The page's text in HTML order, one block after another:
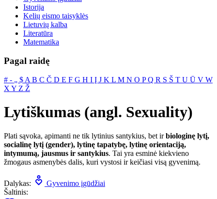
Istorija
Kelių eismo taisyklės
Lietuvių kalba
Literatūra
Matematika
Pagal raidę
# ‐ „ $ A B C Č D E F G H I Į J K L M N O PQ R S Š T U Ū V W
X Y Z Ž
Lytiškumas (angl. Sexuality)
Plati sąvoka, apimanti ne tik lytinius santykius, bet irbiologinę lytį,
socialinę lytį (gender), lytinę tapatybę, lytinę orientaciją,
intymumą, jausmus ir santykius. Tai yra esminė kiekvieno
žmogaus asmenybės dalis, kuri vystosi ir keičiasi visą gyvenimą.
Dalykas:
Gyvenimo įgūdžiai
Šaltinis: